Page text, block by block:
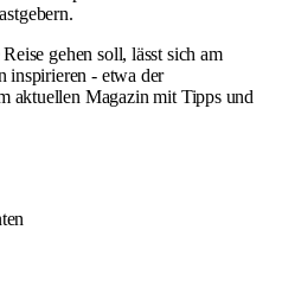
gehen soll, lässt sich am
inspirieren - etwa der
aktuellen Magazin mit Tipps und